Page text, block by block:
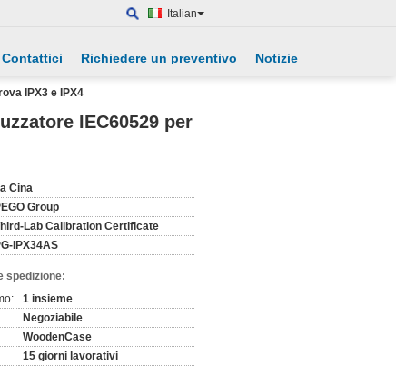
Italian
Contattici Richiedere un preventivo Notizie
IPX3 e IPX4
IEC60529 per
Cina
Group
Lab Calibration Certificate
IPX34AS
spedizione:
1 insieme
Negoziabile
WoodenCase
15 giorni lavorativi